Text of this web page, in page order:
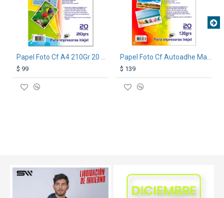
$ 99 $ 139
TEXTTRANSPARENTE SALE